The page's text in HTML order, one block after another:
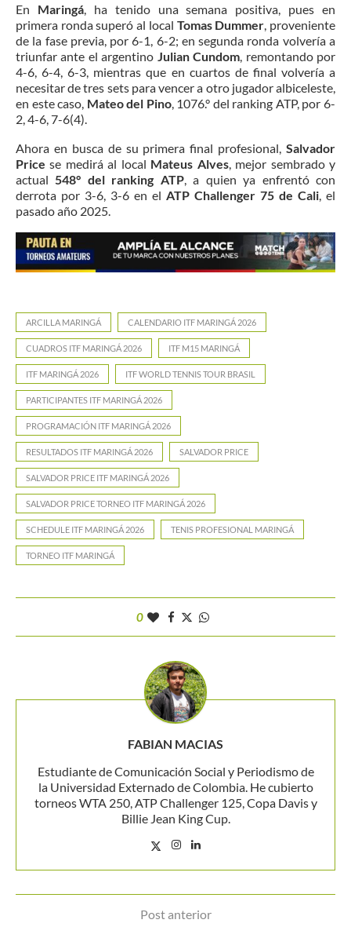
En Maringá, ha tenido una semana positiva, pues en
primera ronda superó al local Tomas Dummer , proveniente
de la fase previa, por 6-1, 6-2; en segunda ronda volvería a
triunfar ante el argentino Julian Cundom , remontando por
4-6, 6-4, 6-3, mientras que en cuartos de final volvería a
necesitar de tres sets para vencer a otro jugador albiceleste,
en este caso, Mateo del Pino, 1076.° del ranking ATP, por 6-
2, 4-6, 7-6(4).
Ahora en busca de su primera final profesional, Salvador
Price se medirá al local Mateus Alves, mejor sembrado y
actual 548° del ranking ATP, a quien ya enfrentó con
derrota por 3-6, 3-6 en el ATP Challenger 75 de Cali , el
pasado año 2025.
ARCILLA MARINGÁ CALENDARIO ITF MARINGÁ 2026
CUADROS ITF MARINGÁ 2026 ITF M15 MARINGÁ
ITF MARINGÁ 2026 ITF WORLD TENNIS TOUR BRASIL
PARTICIPANTES ITF MARINGÁ 2026
PROGRAMACIÓN ITF MARINGÁ 2026
RESULTADOS ITF MARINGÁ 2026 SALVADOR PRICE
SALVADOR PRICE ITF MARINGÁ 2026
SALVADOR PRICE TORNEO ITF MARINGÁ 2026
SCHEDULE ITF MARINGÁ 2026 TENIS PROFESIONAL MARINGÁ
TORNEO ITF MARINGÁ
0
FABIAN MACIAS
Estudiante de Comunicación Social y Periodismo de
la Universidad Externado de Colombia. He cubierto
torneos WTA 250, ATP Challenger 125, Copa Davis y
Billie Jean King Cup.
Post anterior